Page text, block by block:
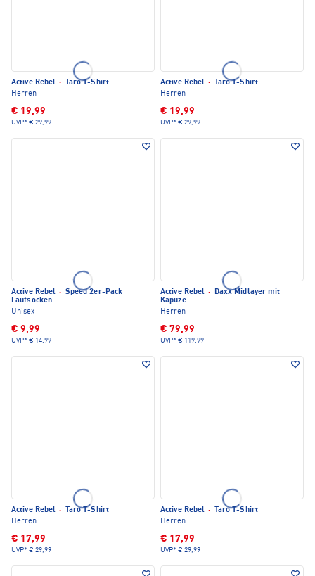
Active Rebel ·
Taro T-Shirt
Herren
€ 19,99
UVP* € 29,99
Active Rebel ·
Taro T-Shirt
Herren
€ 19,99
UVP* € 29,99
Active Rebel · Speed 2er-Pack
Laufsocken
Unisex
€ 9,99
UVP* € 14,99
Active Rebel ·
Daxx Midlayer mit
Kapuze
Herren
€ 79,99
UVP* € 119,99
Active Rebel ·
Taro T-Shirt
Herren
€ 17,99
UVP* € 29,99
Active Rebel ·
Taro T-Shirt
Herren
€ 17,99
UVP* € 29,99